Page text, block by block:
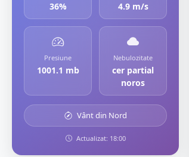
36% 4.9 m/s
Presiune
1001.1 mb
Nebulozitate
cer partial
noros
Vânt din Nord
Actualizat: 18:00